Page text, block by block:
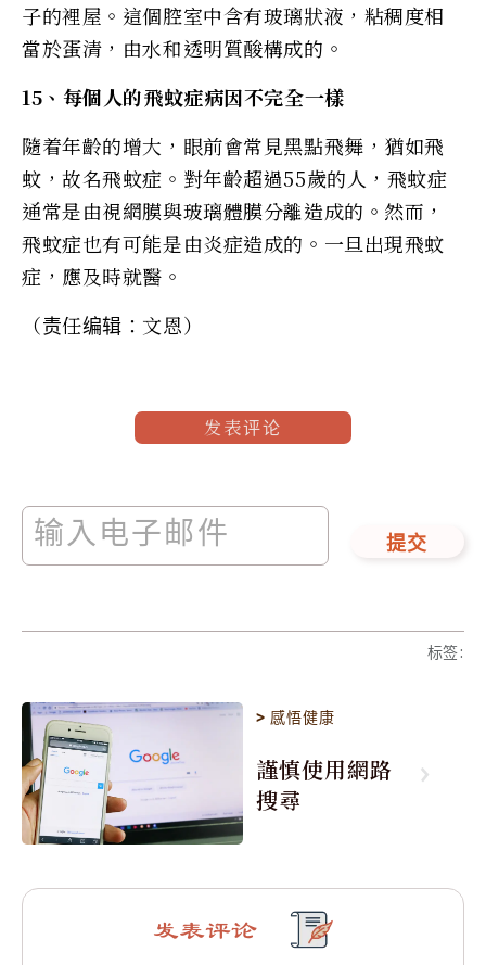
子的裡屋。這個腔室中含有玻璃狀液，粘稠度相
當於蛋清，由水和透明質酸構成的。
15、每個人的飛蚊症病因不完全一樣
隨着年齡的增大，眼前會常見黑點飛舞，猶如飛
蚊，故名飛蚊症。對年齡超過55歲的人，飛蚊症
通常是由視網膜與玻璃體膜分離造成的。然而，
飛蚊症也有可能是由炎症造成的。一旦出現飛蚊
症，應及時就醫。
（责任编辑：文恩）
发表评论
提交
标签:
>感悟健康
謹慎使用網路
搜尋
发表评论